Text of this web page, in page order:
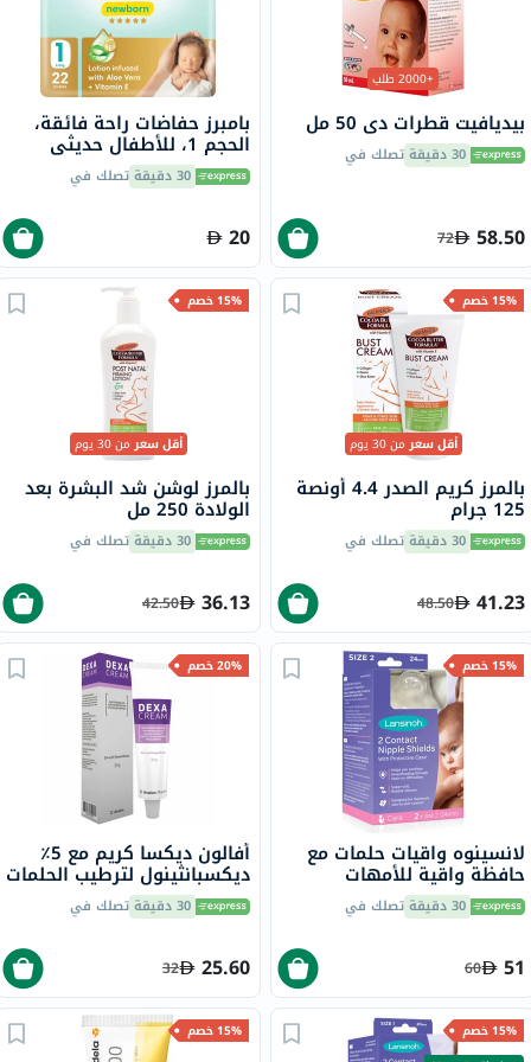
+2000 طلب
بيديافيت قطرات دي 50 مل
30 دقيقة تصلك في
58.50
72
بامبرز حفاضات راحة فائقة،
الحجم 1، للأطفال حديثي
الولادة من 2-5 كجم، حزمة من
22 30 دقيقة تصلك في
20
15% خصم
أقل سعرمن 30 يوم
بالمرز كريم الصدر 4.4 أونصة
125 جرام
30 دقيقة تصلك في
41.23
48.50
15% خصم
أقل سعرمن 30 يوم
بالمرز لوشن شد البشرة بعد
الولادة 250 مل
30 دقيقة تصلك في
36.13
42.50
15% خصم
لانسينوه واقيات حلمات مع
حافظة واقية للأمهات
حزمة من 2
30 دقيقة تصلك في
51
60
20% خصم
أفالون ديكسا كريم مع 5٪
ديكسبانثينول لترطيب الحلمات
المتشققة 30 جرام
30 دقيقة تصلك في
25.60
32
15% خصم
15% خصم